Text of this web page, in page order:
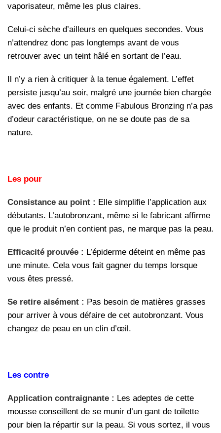
vaporisateur, même les plus claires.
Celui-ci sèche d’ailleurs en quelques secondes. Vous
n’attendrez donc pas longtemps avant de vous
retrouver avec un teint hâlé en sortant de l’eau.
Il n’y a rien à critiquer à la tenue également. L’effet
persiste jusqu’au soir, malgré une journée bien chargée
avec des enfants. Et comme Fabulous Bronzing n’a pas
d’odeur caractéristique, on ne se doute pas de sa
nature.
Les pour
Consistance au point : Elle simplifie l’application aux
débutants. L’autobronzant, même si le fabricant affirme
que le produit n’en contient pas, ne marque pas la peau.
Efficacité prouvée : L’épiderme déteint en même pas
une minute. Cela vous fait gagner du temps lorsque
vous êtes pressé.
Se retire aisément : Pas besoin de matières grasses
pour arriver à vous défaire de cet autobronzant. Vous
changez de peau en un clin d’œil.
Les contre
Application contraignante : Les adeptes de cette
mousse conseillent de se munir d’un gant de toilette
pour bien la répartir sur la peau. Si vous sortez, il vous